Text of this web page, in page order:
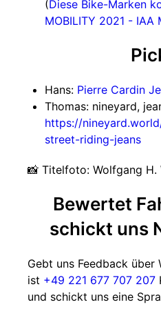
(Diese Bike-Marken
MOBILITY 2021 - IAA
Hans: Pierre Cardin
Thomas: nineyard,
https://
street-riding-jeans
📸 Titelfoto: Wolfgang H.
Bewertet
schickt uns
Gebt uns Feedback über
ist +49 221 677 707 207
und schickt uns eine